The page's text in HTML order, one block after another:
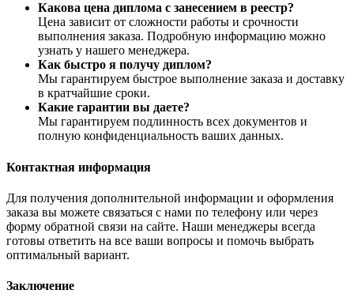
Какова цена диплома с занесением в реестр?
Цена зависит от сложности работы и срочности
выполнения заказа. Подробную информацию можно
узнать у нашего менеджера.
Как быстро я получу диплом?
Мы гарантируем быстрое выполнение заказа и доставку
в кратчайшие сроки.
Какие гарантии вы даете?
Мы гарантируем подлинность всех документов и
полную конфиденциальность ваших данных.
Контактная информация
Для получения дополнительной информации и оформления
заказа вы можете связаться с нами по телефону или через
форму обратной связи на сайте. Наши менеджеры всегда
готовы ответить на все ваши вопросы и помочь выбрать
оптимальный вариант.
Заключение